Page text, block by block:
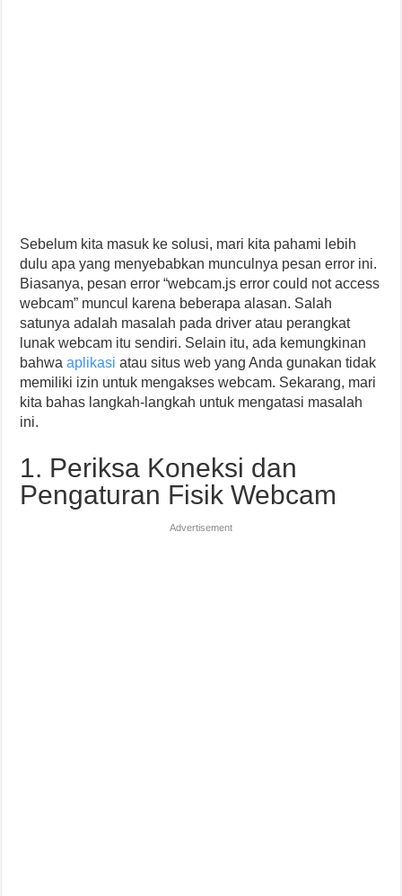
Sebelum kita masuk ke solusi, mari kita pahami lebih
dulu apa yang menyebabkan munculnya pesan error ini.
Biasanya, pesan error “webcam.js error could not access
webcam” muncul karena beberapa alasan. Salah
satunya adalah masalah pada driver atau perangkat
lunak webcam itu sendiri. Selain itu, ada kemungkinan
bahwaaplikasi atau situs web yang Anda gunakan tidak
memiliki izin untuk mengakses webcam. Sekarang, mari
kita bahas langkah-langkah untuk mengatasi masalah
ini.
1. Periksa Koneksi dan
Pengaturan Fisik Webcam
Advertisement